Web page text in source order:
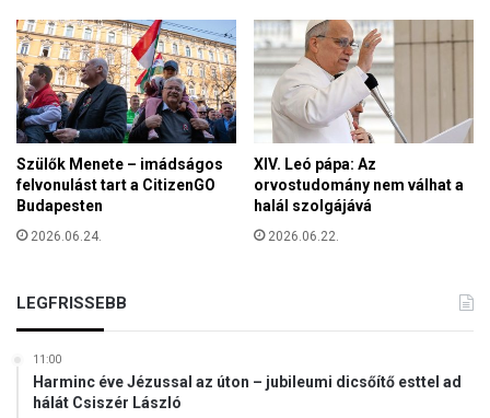
e
r
m
e
k
s
a
á
k
ü
r
Szülők Menete – imádságos
felvonulást tart a CitizenGO
Budapesten
2026.06.24.
XIV. Leó pápa: Az
orvostudomány nem válhat a
halál szolgájává
2026.06.22.
LEGFRISSEBB
11:00
Harminc éve Jézussal az úton – jubileumi dicsőítő esttel ad
hálát Csiszér László